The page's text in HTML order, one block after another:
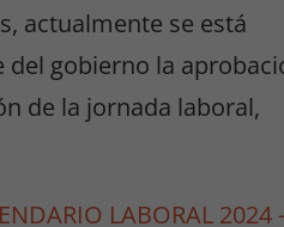
actualmente se está
gobierno la
de la jornada laboral,
LABORAL 2024